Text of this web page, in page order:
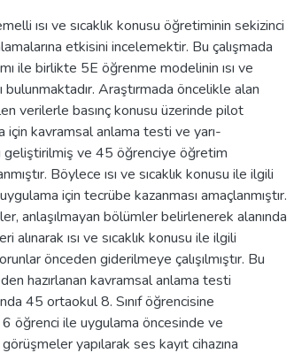
ısı ve sıcaklık konusu öğretiminin sekizinci
etkisini incelemektir. Bu çalışmada
ile birlikte 5E öğrenme modelinin ısı ve
bulunmaktadır. Araştırmada öncelikle alan
verilerle basınç konusu üzerinde pilot
için kavramsal anlama testi ve yarı-
geliştirilmiş ve 45 öğrenciye öğretim
Böylece ısı ve sıcaklık konusu ile ilgili
için tecrübe kazanması amaçlanmıştır.
anlaşılmayan bölümler belirlenerek alanında
ısı ve sıcaklık konusu ile ilgili
önceden giderilmeye çalışılmıştır. Bu
hazırlanan kavramsal anlama testi
45 ortaokul 8. Sınıf öğrencisine
6 öğrenci ile uygulama öncesinde ve
görüşmeler yapılarak ses kayıt cihazına